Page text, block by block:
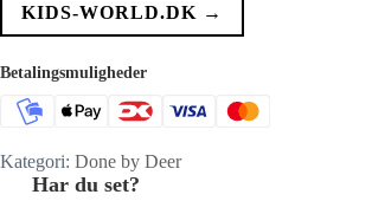
KIDS-WORLD.DK →
Betalingsmuligheder
Kategori: Done by Deer
Har du set?